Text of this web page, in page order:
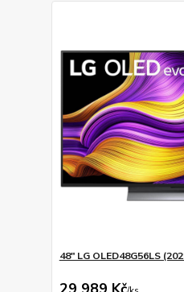
48" LG OLED48G56LS